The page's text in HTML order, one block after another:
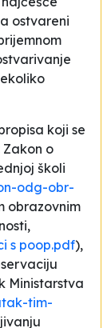
ostvareni
koji se
Zakon o
školi
odg-obr-
obrazovnim
s poop.pdf),
Ministarstva
tim-